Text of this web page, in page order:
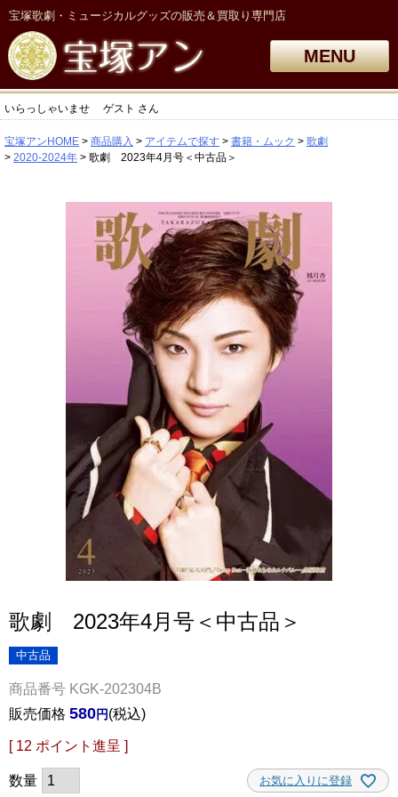
宝塚歌劇・ミュージカルグッズの販売＆買取り専門店
MENU
いらっしゃいませ ゲスト さん
宝塚アンHOME 商品購入 アイテムで探す 書籍・ムック
歌劇
2020-2024年
歌劇 2023年4月号＜中古品＞
歌劇 2023年4月号＜中古品＞
中古品
商品番号 KGK-202304B
販売価格 580 税込
[ 12 ポイント進呈 ]
お気に入りに登録